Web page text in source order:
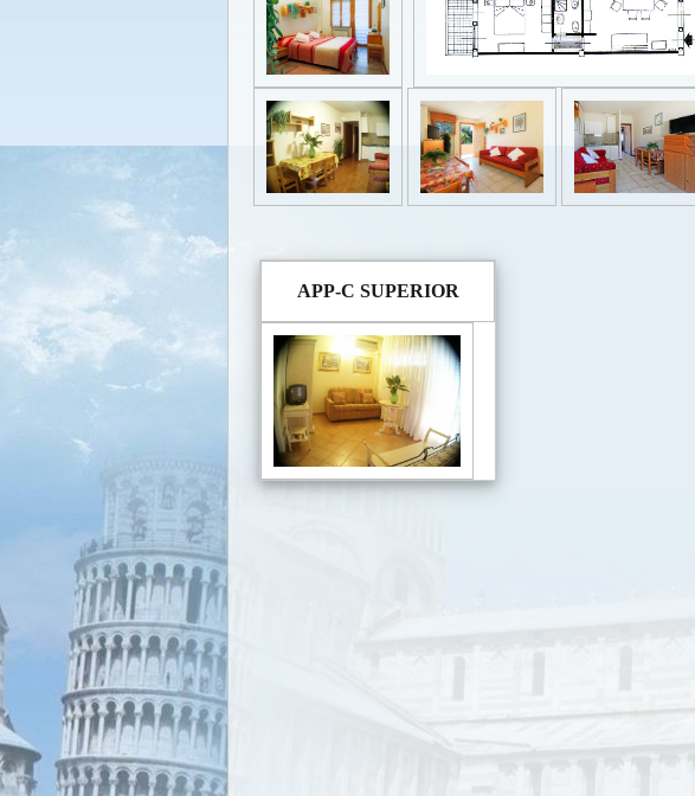
APP-C SUPERIOR